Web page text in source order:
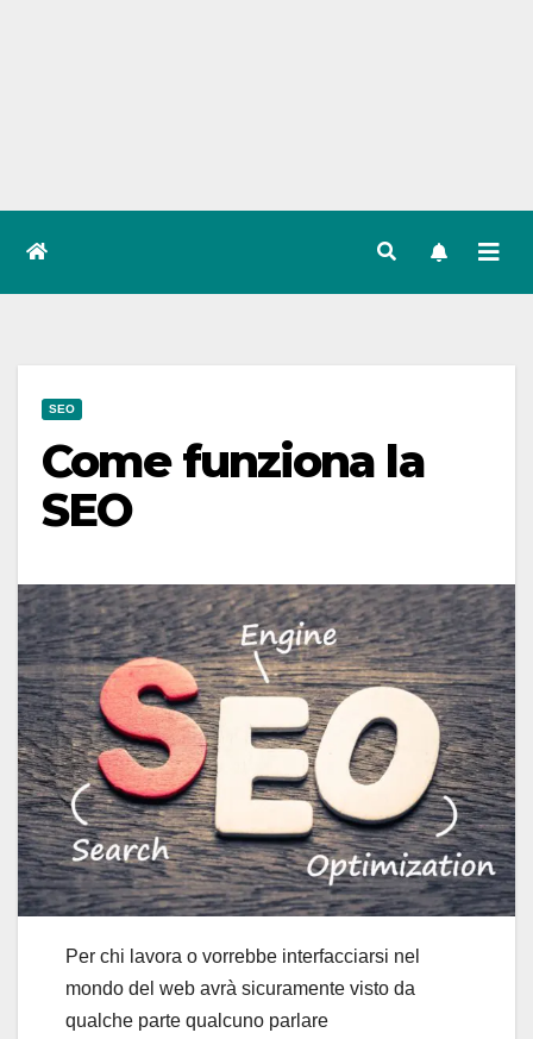
SEO
Come funziona la
SEO
Per chi lavora o vorrebbe interfacciarsi nel
mondo del web avrà sicuramente visto da
qualche parte qualcuno parlare